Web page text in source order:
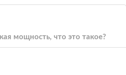
мощность, что это такое?